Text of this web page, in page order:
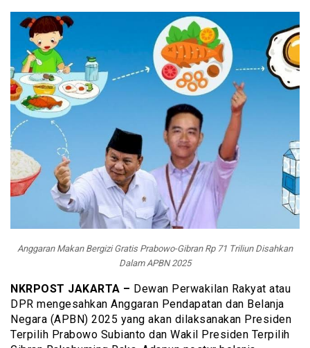
Anggaran Makan Bergizi Gratis Prabowo-Gibran Rp 71 Triliun Disahkan
Dalam APBN 2025
NKRPOST JAKARTA – Dewan Perwakilan Rakyat atau
DPR mengesahkan Anggaran Pendapatan dan Belanja
Negara (APBN) 2025 yang akan dilaksanakan Presiden
Terpilih Prabowo Subianto dan Wakil Presiden Terpilih